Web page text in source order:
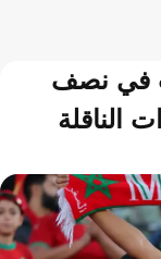
في نصف